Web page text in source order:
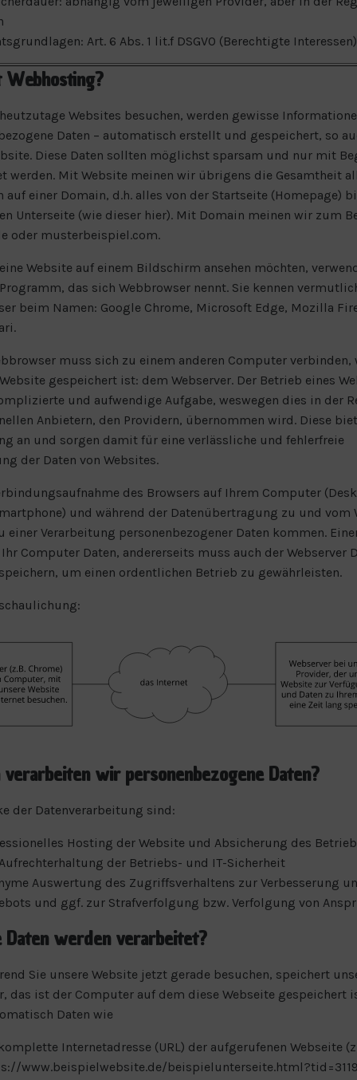
Art. 6 Abs. 1 lit.f DSGVO (Berechtigte Interessen)
Websites besuchen, werden gewisse
Daten – automatisch erstellt und gespeichert, so
Diese Daten sollten möglichst sparsam und nur mit
werden. Mit Website meinen wir übrigens die Gesamtheit
auf einer Domain, d.h. alles von der Startseite (Homepage)
Unterseite (wie dieser hier). Mit Domain meinen wir zum
oder musterbeispiel.com.
Website auf einem Bildschirm ansehen möchten,
das sich Webbrowser nennt. Sie kennen
beim Namen: Google Chrome, Microsoft Edge, Mozilla
muss sich zu einem anderen Computer verbinden,
gespeichert ist: dem Webserver. Der Betrieb eines
und aufwendige Aufgabe, weswegen dies in der
Anbietern, den Providern, übernommen wird. Diese
an und sorgen damit für eine verlässliche und fehlerfreie
der Daten von Websites.
des Browsers auf Ihrem Computer
und während der Datenübertragung zu und vom
einer Verarbeitung personenbezogener Daten kommen.
Computer Daten, andererseits muss auch der Webserver
um einen ordentlichen Betrieb zu gewährleisten.
wir personenbezogene Daten?
der Datenverarbeitung sind:
Hosting der Website und Absicherung des
der Betriebs- und IT-Sicherheit
Auswertung des Zugriffsverhaltens zur Verbesserung
und ggf. zur Strafverfolgung bzw. Verfolgung von
werden verarbeitet?
Sie unsere Website jetzt gerade besuchen, speichert
das ist der Computer auf dem diese Webseite gespeichert
Daten wie
Internetadresse (URL) der aufgerufenen Webseite
www.beispielwebsite.de/